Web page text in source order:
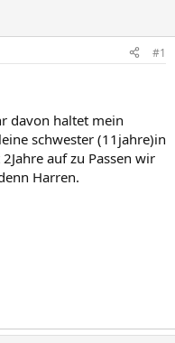
#1
davon haltet mein
schwester (11jahre)in
auf zu Passen wir
Harren.